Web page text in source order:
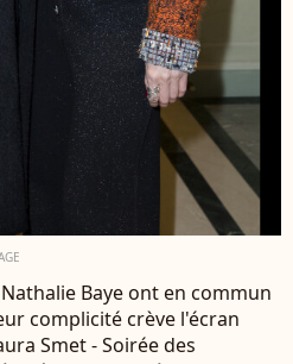
Baye ont en commun
complicité crève l'écran
Smet - Soirée des